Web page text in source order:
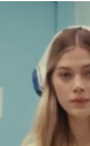
THEOXANE -
ECRU/EPICE$122.00
Ajout rapide au panier
XS
M
XL
THEOXANE -